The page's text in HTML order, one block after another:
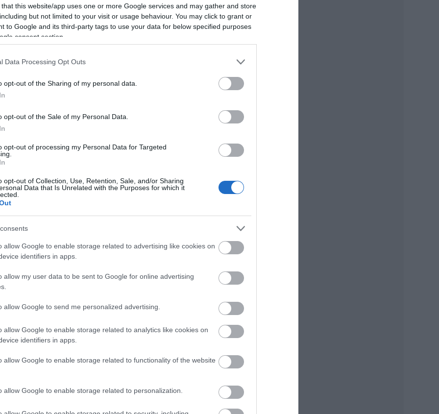
that this website/app uses one or more Google services and may gather and store
but not limited to your visit or usage behaviour. You may click to grant or
to Google and its third-party tags to use your data for below specified purposes
consent section.
Data Processing Opt Outs
opt-out of the Sharing of my personal data.
opt-out of the Sale of my Personal Data.
opt-out of processing my Personal Data for Targeted
opt-out of Collection, Use, Retention, Sale, and/or Sharing
Data that Is Unrelated with the Purposes for which it
allow Google to enable storage related to advertising like cookies on
identifiers in apps.
allow my user data to be sent to Google for online advertising
allow Google to send me personalized advertising.
allow Google to enable storage related to analytics like cookies on
identifiers in apps.
allow Google to enable storage related to functionality of the website
allow Google to enable storage related to personalization.
ugyanakkor játékos, technikás és rendkívül kockázatos
határain is túljut, egészen addig a meghatározó
a társulat bejárta világot, és mindenkit
a test fizikai teljesítőképességének határát.
aki döbbenten figyeli, mire is képes még az
vallott: „Különösen azok az intenzív pillanatok
csak történnek velünk a dolgok. Például a
elkerülhetetlen baleset előtti utolsó perc. Ezek a
sem mint a nekik tulajdonított jelenőség
előadásnak többször is játszhatónak és jól
nagy kihívás ezeket az egyszeri pillanatokat egy
test nem emlékszik mindenre, amit mondtunk vagy
illúziója ennek a hiánynak.”